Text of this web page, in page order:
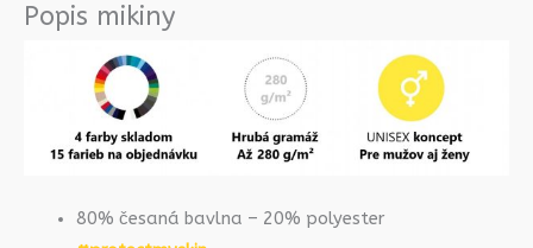
Popis mikiny
80% česaná bavlna – 20% polyester